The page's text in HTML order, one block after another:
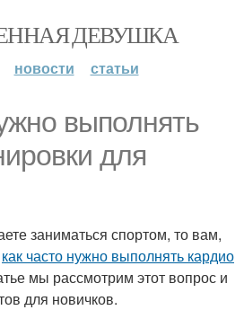
ДЕВУШКА
новости статьи
выполнять
для
заниматься спортом, то вам,
как часто нужно выполнять кардио
мы рассмотрим этот вопрос и
для новичков.